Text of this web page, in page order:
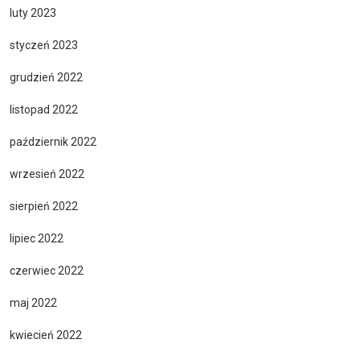
luty 2023
styczeń 2023
grudzień 2022
listopad 2022
październik 2022
wrzesień 2022
sierpień 2022
lipiec 2022
czerwiec 2022
maj 2022
kwiecień 2022